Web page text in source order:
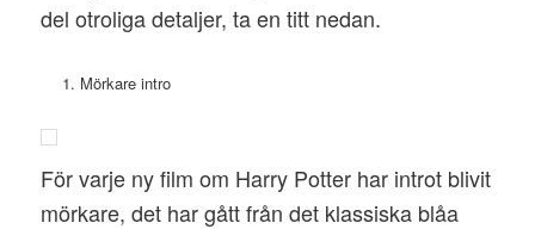
del otroliga detaljer, ta en titt nedan.
Mörkare intro
För varje ny film om Harry Potter har introt blivit
mörkare, det har gått från det klassiska blåa